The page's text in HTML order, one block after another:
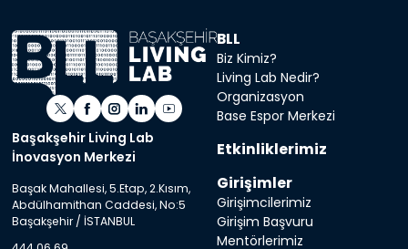
BLL
Biz Kimiz?
Living Lab Nedir?
Organizasyon
Base Espor Merkezi
Etkinliklerimiz
Girişimler
Girişimcilerimiz
Girişim Başvuru
Mentörlerimiz
Başakşehir Living Lab
İnovasyon Merkezi
Başak Mahallesi, 5.Etap, 2.Kısım,
Abdülhamithan Caddesi, No:5
Başakşehir / İSTANBUL